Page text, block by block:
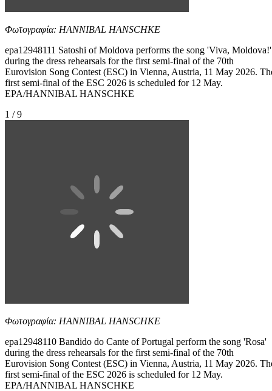
Φωτογραφία: HANNIBAL HANSCHKE
epa12948111 Satoshi of Moldova performs the song 'Viva, Moldova!'
during the dress rehearsals for the first semi-final of the 70th
Eurovision Song Contest (ESC) in Vienna, Austria, 11 May 2026.
first semi-final of the ESC 2026 is scheduled for 12 May.
EPA/HANNIBAL HANSCHKE
1 / 9
Φωτογραφία: HANNIBAL HANSCHKE
epa12948110 Bandido do Cante of Portugal perform the song 'Rosa'
during the dress rehearsals for the first semi-final of the 70th
Eurovision Song Contest (ESC) in Vienna, Austria, 11 May 2026.
first semi-final of the ESC 2026 is scheduled for 12 May.
EPA/HANNIBAL HANSCHKE